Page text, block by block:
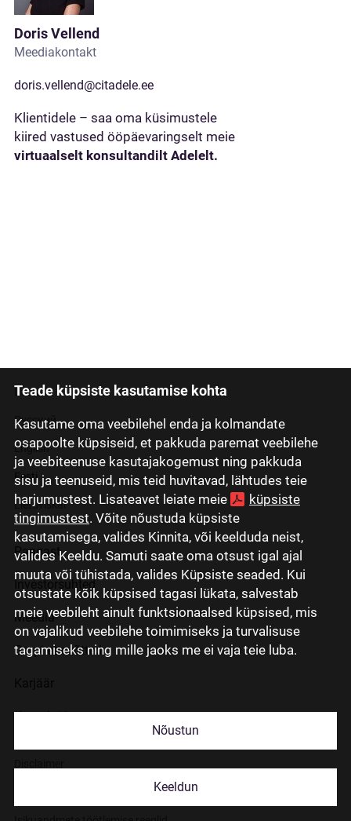
Teade küpsiste kasutamise kohta
Kasutame oma veebilehel enda ja kolmandate
osapoolte küpsiseid, et pakkuda paremat veebilehe
ja veebiteenuse kasutajakogemust ning pakkuda
sisu ja teenuseid, mis teid huvitavad, lähtudes teie
harjumustest. Lisateavet leiate meie
küpsiste
tingimustest. Võite nõustuda küpsiste
kasutamisega, valides Kinnita, või keelduda neist,
valides Keeldu. Samuti saate oma otsust igal ajal
muuta või tühistada, valides Küpsiste seaded. Kui
otsustate kõik küpsised tagasi lükata, salvestab
meie veebileht ainult funktsionaalsed küpsised, mis
on vajalikud veebilehe toimimiseks ja turvalisuse
tagamiseks ning mille jaoks me ei vaja teie luba.
Nõustun
Keeldun
Doris Vellend
Meediakontakt
doris.vellend@citadele.ee
Klientidele – saa oma küsimustele
kiired vastused ööpäevaringselt meie
virtuaalselt konsultandilt Adelelt.
Latviski
Русский
English
Eesti
Lietuviškai
Pangast
Investorsuhted
Meedia
Grupi ettevõtted
Kontaktid